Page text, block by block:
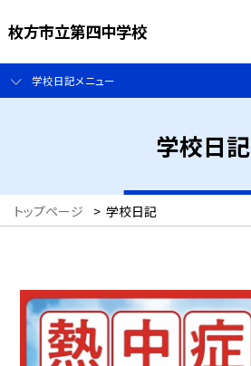
枚方市立第四中学校
学校日記メニュー
学校日記
トップページ > 学校日記